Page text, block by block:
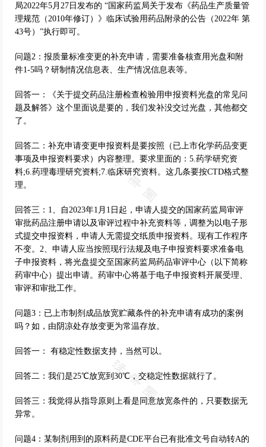
局2022年5月27日发布的 “国家药监局关于发布《药品生产质量管
理规范（2010年修订）》临床试验用药品附录的公告（2022年 第
43号）”执行即可。
问题2：报质量标准变更的补充申请，需要准备核查用光盘和附
件1-5吗？研制情况信息表、生产情况信息表等。
回答一：《关于提交药品注册检查检验用申报资料光盘的常见问
题及解答》这个里面说是要的，我们发补没交过光盘，其他都交
了。
回答二：补充申请变更申报资料是要按照（已上市化学药品变更
事项及申报资料要求）内容整理。要求里面的：5.药学研究资
料;6.药理毒理研究资料;7.临床研究资料。这几条要按CTD格式整
理。
回答三：1、自2023年1月1日起，申请人提交的国家药监局审评
审批药品注册申请以及审评过程中补充资料等，调整为以电子形
式提交申报资料，申请人无需提交纸质申报资料。现有工作程序
不变。2、申请人应当按照现行法规及电子申报资料要求准备电
子申报资料，将光盘提交至国家药监局药品审评中心（以下简称
药审中心）提出申请。药审中心将基于电子申报资料开展受理、
审评和审批工作。
问题3：已上市制剂成品放宽贮藏条件的补充申请有成功的案例
吗？如，由阴凉处存放变更为常温存放。
回答一： 有稳定性数据支持，当然可以。
回答二：我们是25℃放宽到30℃，交稳定性数据就行了。
回答三：我觉得从指导原则上看是同意放宽条件的，只要数据无
异常。
问题4：某制剂用到的原料药是CDE平台已有批准文号自动转A的